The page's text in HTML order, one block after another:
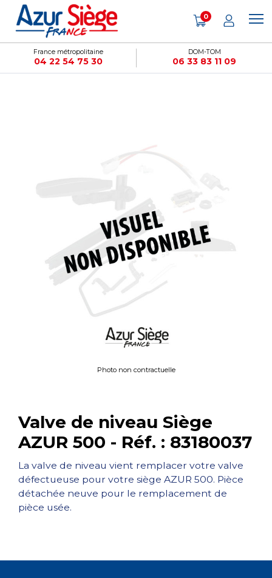
France métropolitaine
04 22 54 75 30
DOM-TOM
06 33 83 11 09
0
Valve de niveau Siège
AZUR 500 - Réf. : 83180037
La valve de niveau vient remplacer votre valve
défectueuse pour votre siège AZUR 500. Pièce
détachée neuve pour le remplacement de
pièce usée.
Photo non contractuelle
Panneau de gestion des cookies